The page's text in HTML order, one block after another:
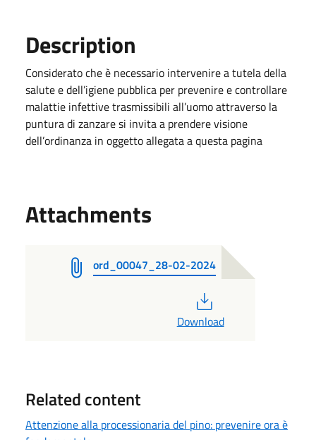
Description
Considerato che è necessario intervenire a tutela della
salute e dell’igiene pubblica per prevenire e controllare
malattie infettive trasmissibili all’uomo attraverso la
puntura di zanzare si invita a prendere visione
dell’ordinanza in oggetto allegata a questa pagina
Attachments
ord_00047_28-02-2024
Download
Related content
Attenzione alla processionaria del pino: prevenire ora è